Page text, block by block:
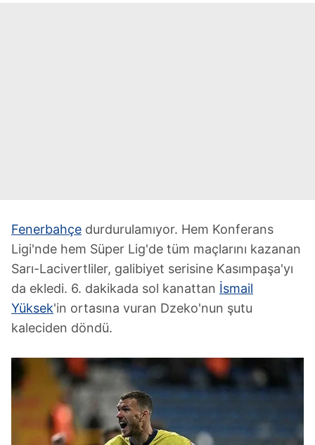
Fenerbahçe durdurulamıyor. Hem Konferans
Ligi'nde hem Süper Lig'de tüm maçlarını kazanan
Sarı-Lacivertliler, galibiyet serisine Kasımpaşa'yı
da ekledi. 6. dakikada sol kanattan İsmail
Yüksek'in ortasına vuran Dzeko'nun şutu
kaleciden döndü.